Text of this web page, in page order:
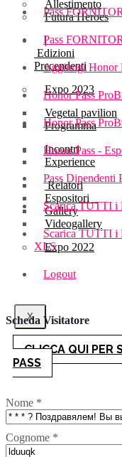
Allestimento
Futura Heroes
|
Edizioni
Precendenti
Expo 2023
Vegetal pavilion
Programma
Incontri
Experience
Relatori
Espositori
Gallery
Videogallery
Expo 2022
X
Pass
Pass
Aggiungi Honor
Honor Pass
Honor Pass
Honor Pass -
Pass Dipendenti
Scarica TUTTI i
Scarica TUTTI i
XLS
Logout
Scheda Visitatore
CLICCA QUI PER
PASS
Nome *
Cognome *